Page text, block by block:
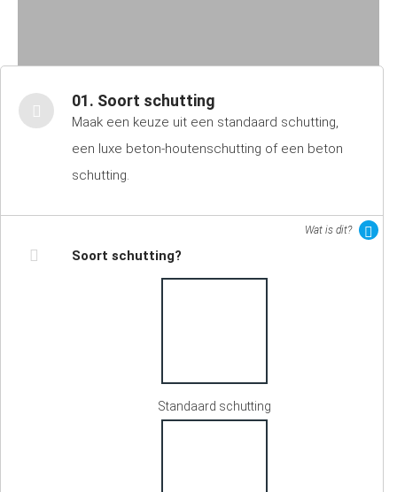
01. Soort schutting
Maak een keuze uit een standaard schutting,
een luxe beton-houtenschutting of een beton
schutting.
Wat is dit?
Soort schutting?
Standaard schutting